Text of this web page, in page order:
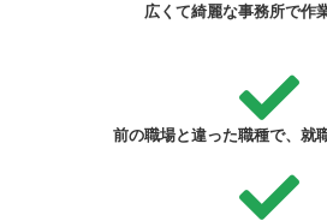
広くて綺麗な事務所で作
前の職場と違った職種で、就